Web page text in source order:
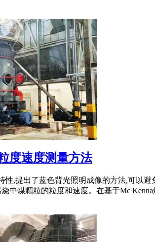
度速度测量方法
性,提出了蓝色背光照明成像的方法,可以
中煤颗粒的粒度和速度。在基于Mc